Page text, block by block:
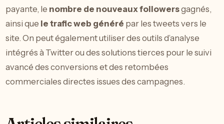
payante, le nombre de nouveaux followersgagnés,
ainsi que le trafic web généré par les tweets vers le
site. On peut également utiliser des outils d’analyse
intégrés à Twitter ou des solutions tierces pour le suivi
avancé des conversions et des retombées
commerciales directes issues des campagnes.